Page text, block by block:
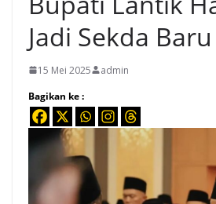
Jadi Sekda Baru
15 Mei 2025
admin
Bagikan ke :